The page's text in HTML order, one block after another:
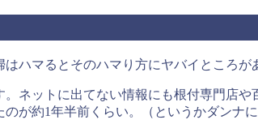
ハマるとそのハマり方にヤバイところが
ネットに出てない情報にも根付専門店
が約1年半前くらい。（というかダンナ